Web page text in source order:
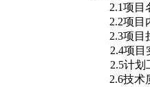
2.1项目
2.2项目
2.3项目
2.4项目
2.5计
2.6技术